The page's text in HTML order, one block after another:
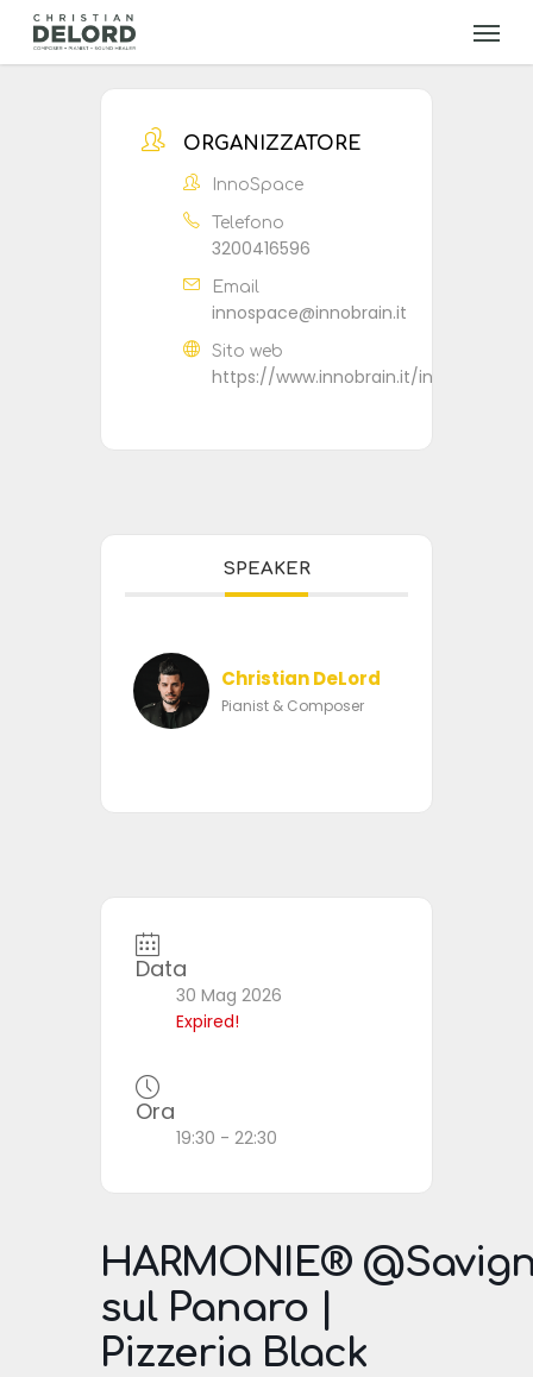
Skip
main
Menu
ORGANIZZATORE
InnoSpace
Telefono
3200416596
Email
innospace@innobrain.it
Sito web
https://www.innobrain.it/innospace
SPEAKER
Christian DeLord
Pianist & Composer
Data
30 Mag 2026
Expired!
Ora
19:30 - 22:30
HARMONIE®
sul Panaro |
Pizzeria Black